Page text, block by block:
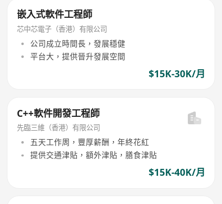
嵌入式軟件工程師
芯中芯電子（香港）有限公司
公司成立時間長，發展穩健
平台大，提供晉升發展空間
$15K-30K/月
C++軟件開發工程師
先臨三維（香港）有限公司
五天工作周，豐厚薪酬，年終花紅
提供交通津貼，額外津貼，膳食津貼
$15K-40K/月